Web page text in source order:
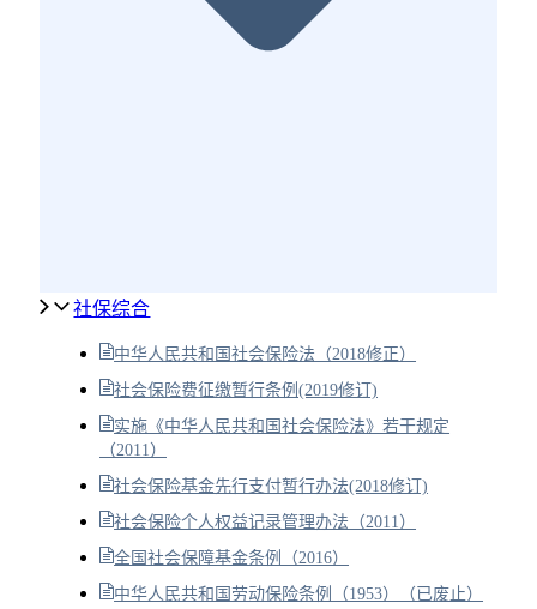
社保综合
中华人民共和国社会保险法（2018修正）
社会保险费征缴暂行条例(2019修订)
实施《中华人民共和国社会保险法》若干规定
（2011）
社会保险基金先行支付暂行办法(2018修订)
社会保险个人权益记录管理办法（2011）
全国社会保障基金条例（2016）
中华人民共和国劳动保险条例（1953）（已废止）